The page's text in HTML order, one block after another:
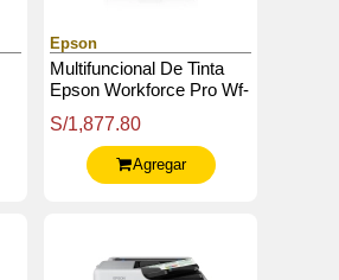
Epson
Multifuncional De Tinta
Epson Workforce Pro Wf-
Escanea / Copia / Fax /
Lan / Wifi.
S/1,877.80
Agregar